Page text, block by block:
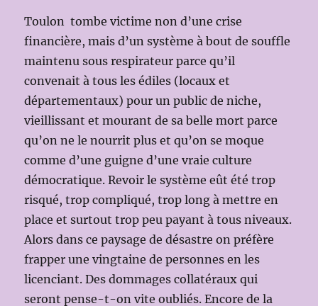
Toulon tombe victime non d’une crise
financière, mais d’un système à bout de souffle
maintenu sous respirateur parce qu’il
convenait à tous les édiles (locaux et
départementaux) pour un public de niche,
vieillissant et mourant de sa belle mort parce
qu’on ne le nourrit plus et qu’on se moque
comme d’une guigne d’une vraie culture
démocratique. Revoir le système eût été trop
risqué, trop compliqué, trop long à mettre en
place et surtout trop peu payant à tous niveaux.
Alors dans ce paysage de désastre on préfère
frapper une vingtaine de personnes en les
licenciant. Des dommages collatéraux qui
seront pense-t-on vite oubliés. Encore de la